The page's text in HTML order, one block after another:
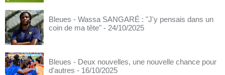
Bleues - Wassa SANGARÉ : "J'y pensais dans un
coin de ma tête" - 24/10/2025
Bleues - Deux nouvelles, une nouvelle chance pour
d'autres - 16/10/2025